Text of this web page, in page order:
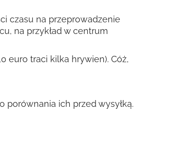
czasu na przeprowadzenie
na przykład w centrum
euro traci kilka hrywien). Cóż,
ich przed wysyłką.